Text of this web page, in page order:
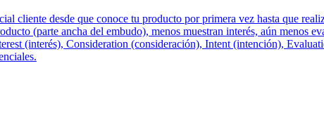
cliente desde que conoce tu producto por primera vez hasta que
(parte ancha del embudo), menos muestran interés, aún menos
(interés), Consideration (consideración), Intent (intención),